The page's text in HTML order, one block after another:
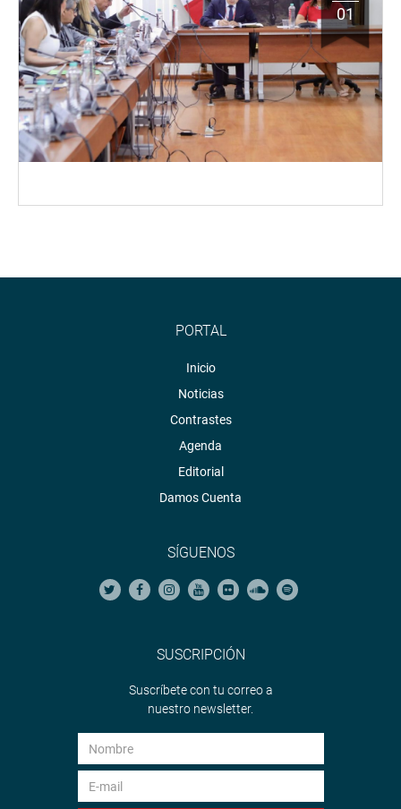
01
PORTAL
Inicio
Noticias
Contrastes
Agenda
Editorial
Damos Cuenta
SÍGUENOS
SUSCRIPCIÓN
Suscríbete con tu correo a
nuestro newsletter.